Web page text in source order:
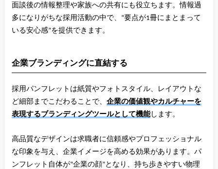
面談後の情報整理や家族への共有にも役立ちます。情報過
多になりがちな採用活動の中で、“要点が1冊にまとまって
いる安心感”を提供できます。
企業ブランディングに直結する
採用パンフレットは紙質やフォトスタイル、レイアウトな
ど細部までこだわることで、 企業の価値観やカルチャーを
表現するブランディングツールとして機能します。
高品質なデザインは求職者に信頼感やプロフェッショナル
な印象を与え、企業イメージを高める効果があります。パ
ンフレット自体が“企業の顔”となり、持ち歩きやすい物理